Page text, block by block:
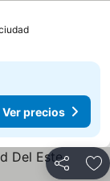
Ver precios
Compartir